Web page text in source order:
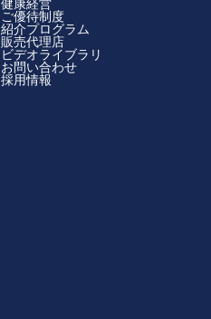
ご優待制度
紹介プログラム
販売代理店
ビデオライブラリ
お問い合わせ
採用情報